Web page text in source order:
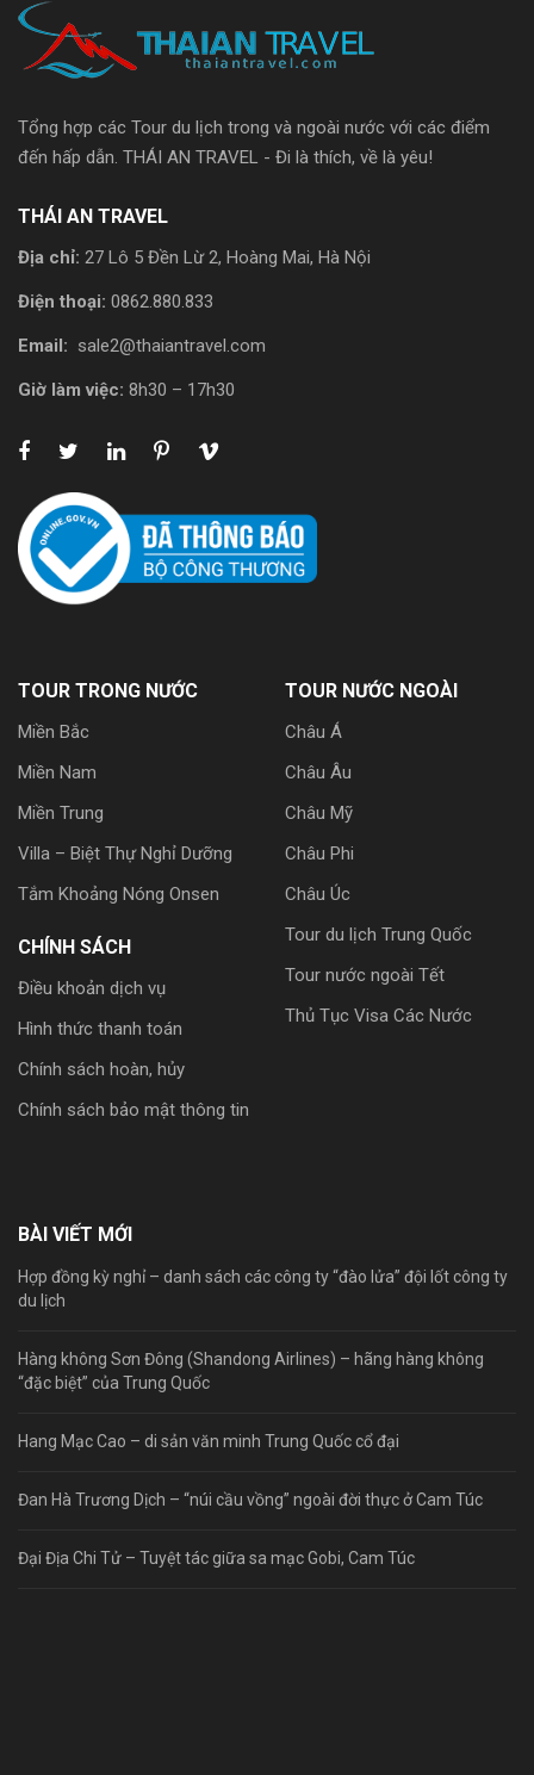
Tổng hợp các Tour du lịch trong và ngoài nước với các điểm
đến hấp dẫn. THÁI AN TRAVEL - Đi là thích, về là yêu!
THÁI AN TRAVEL
Địa chỉ: 27 Lô 5 Đền Lừ 2, Hoàng Mai, Hà Nội
Điện thoại: 0862.880.833
Email: sale2@thaiantravel.com
Giờ làm việc: 8h30 – 17h30
TOUR TRONG NƯỚC
Miền Bắc
Miền Nam
Miền Trung
Villa – Biệt Thự Nghỉ Dưỡng
Tắm Khoảng Nóng Onsen
CHÍNH SÁCH
Điều khoản dịch vụ
Hình thức thanh toán
Chính sách hoàn, hủy
Chính sách bảo mật thông tin
TOUR NƯỚC NGOÀI
Châu Á
Châu Âu
Châu Mỹ
Châu Phi
Châu Úc
Tour du lịch Trung Quốc
Tour nước ngoài Tết
Thủ Tục Visa Các Nước
BÀI VIẾT MỚI
Hợp đồng kỳ nghỉ – danh sách các công ty “đào lửa” đội lốt công ty
du lịch
Hàng không Sơn Đông (Shandong Airlines) – hãng hàng không
“đặc biệt” của Trung Quốc
Hang Mạc Cao – di sản văn minh Trung Quốc cổ đại
Đan Hà Trương Dịch – “núi cầu vồng” ngoài đời thực ở Cam Túc
Đại Địa Chi Tử – Tuyệt tác giữa sa mạc Gobi, Cam Túc